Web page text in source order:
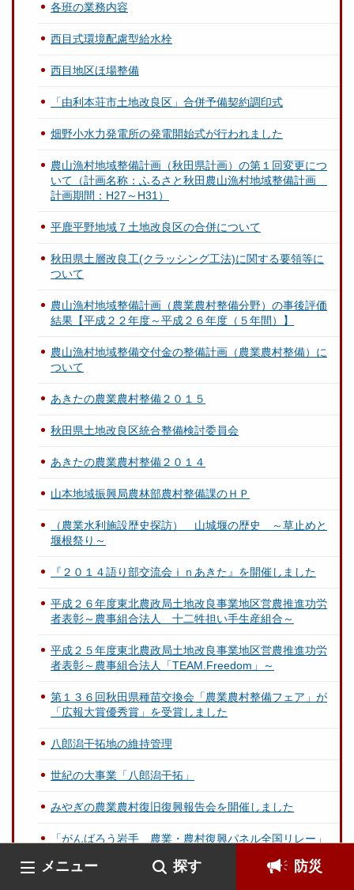
メニュー 探す 防災
各班の業務内容
西目式環境配慮型給水栓
西目地区ほ場整備
「由利本荘市土地改良区」合併予備契約調印式
畑野小水力発電所の発電開始式が行われました
農山漁村地域整備計画（秋田県計画）の第１回変更につ
いて（計画名称：ふるさと秋田農山漁村地域整備計画
計画期間：H27～H31）
平鹿平野地域７土地改良区の合併について
秋田県土層改良工(クラッシング工法)に関する要領等に
ついて
農山漁村地域整備計画（農業農村整備分野）の事後評価
結果【平成２２年度～平成２６年度（５年間）】
農山漁村地域整備交付金の整備計画（農業農村整備）に
ついて
あきたの農業農村整備２０１５
秋田県土地改良区統合整備検討委員会
あきたの農業農村整備２０１４
山本地域振興局農林部農村整備課のＨＰ
（農業水利施設歴史探訪） 山城堰の歴史 ～草止めと
堰根祭り～
『２０１４語り部交流会ｉｎあきた』を開催しました
平成２６年度東北農政局土地改良事業地区営農推進功労
者表彰～農事組合法人 十二牲担い手生産組合～
平成２５年度東北農政局土地改良事業地区営農推進功労
者表彰～農事組合法人「TEAM.Freedom」～
第１３６回秋田県種苗交換会「農業農村整備フェア」が
「広報大賞優秀賞」を受賞しました
八郎潟干拓地の維持管理
世紀の大事業「八郎潟干拓」
みやぎの農業農村復旧復興報告会を開催しました
「がんばろう岩手 農業・農村復興パネル全国リレー」